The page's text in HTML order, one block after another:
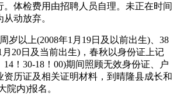
。体检费用由招聘人员自理。未正在时间
动放弃。
以上(2008年1月19日及以前出生)、38
月20日及当前出生)，春秋以身份证上记
！30-18！00)期间照顾无效身份证、户
资历证及相关证明材料，到晴隆县成长和
院内)报名。